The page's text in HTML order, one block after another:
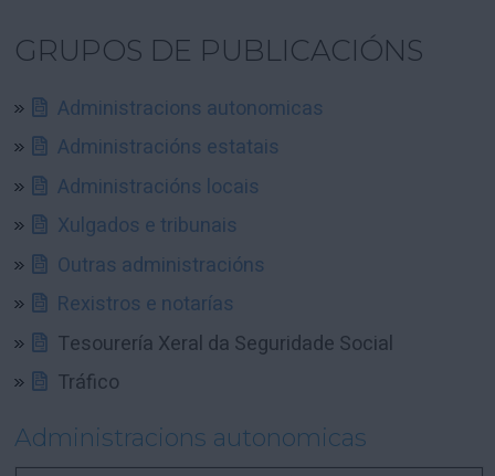
GRUPOS DE PUBLICACIÓNS
Administracions autonomicas
Administracións estatais
Administracións locais
Xulgados e tribunais
Outras administracións
Rexistros e notarías
Tesourería Xeral da Seguridade Social
Tráfico
Administracions autonomicas